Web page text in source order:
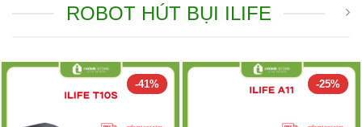
ROBOT HÚT BỤI ILIFE
-41% -25%